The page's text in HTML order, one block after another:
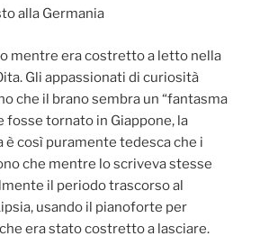
alla Germania
mentre era costretto a letto nella
Gli appassionati di curiosità
che il brano sembra un “fantasma
fosse tornato in Giappone, la
così puramente tedesca che i
che mentre lo scriveva stesse
il periodo trascorso al
usando il pianoforte per
era stato costretto a lasciare.